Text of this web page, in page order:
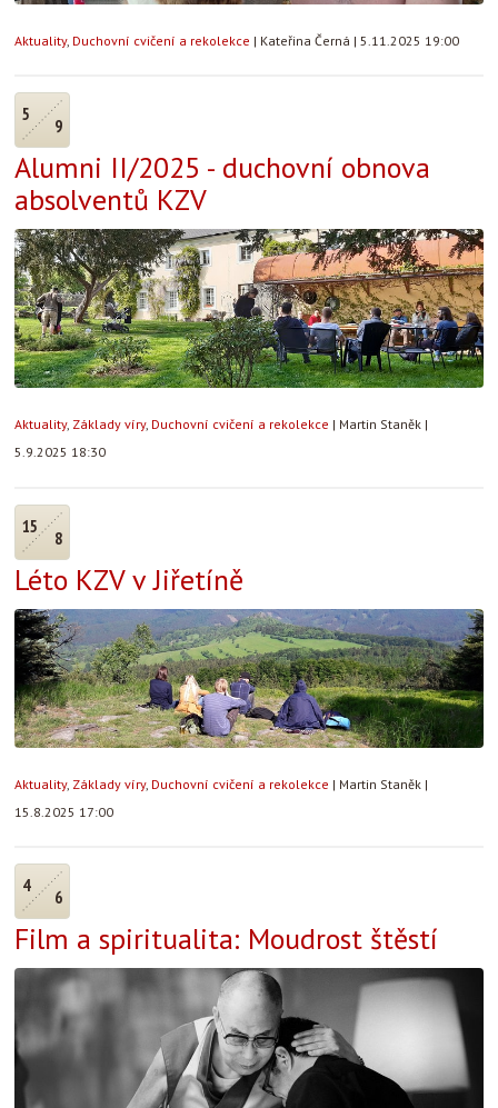
Aktuality, Duchovní cvičení a rekolekce | Kateřina Černá | 5.11.2025 19:00
5
9
Alumni II/2025 - duchovní obnova
absolventů KZV
Aktuality, Základy víry, Duchovní cvičení a rekolekce | Martin Staněk |
5.9.2025 18:30
15
8
Léto KZV v Jiřetíně
Aktuality, Základy víry, Duchovní cvičení a rekolekce | Martin Staněk |
15.8.2025 17:00
4
6
Film a spiritualita: Moudrost štěstí